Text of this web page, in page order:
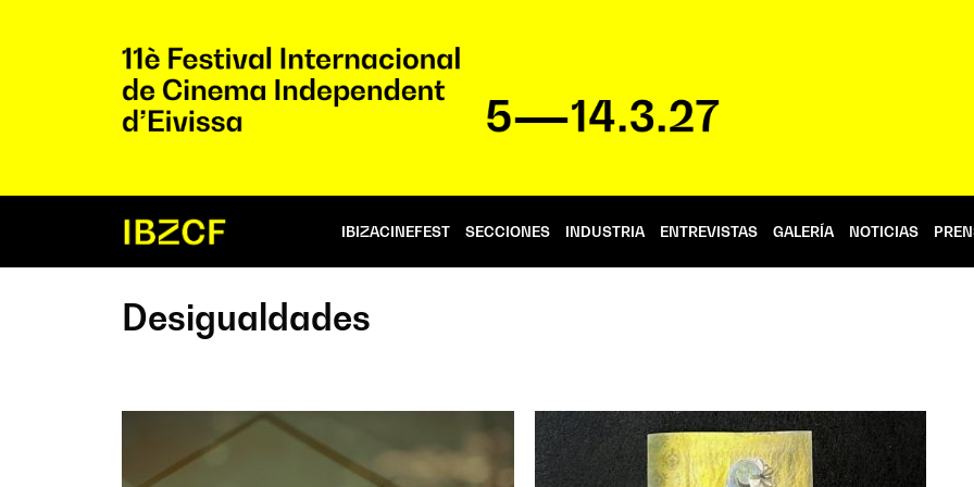
IBIZACINEFEST SECCIONES INDUSTRIA ENTREVISTAS GALERÍA NOTICIAS
Desigualdades